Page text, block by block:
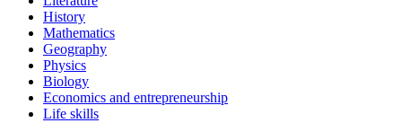
History
Mathematics
Geography
Physics
Biology
Economics and entrepreneurship
Life skills